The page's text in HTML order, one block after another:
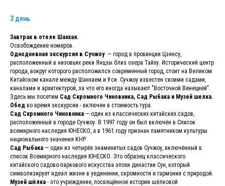
3 день
Завтрак в отеле Шанхая.
Освобождение номеров.
Однодневная экскурсия в Сучжоу — город в провинции Цзянсу,
расположенный в низовьях реки Янцзы близ озера Тайху. Исторический центр
города, вокруг которого расположился современный город, стоит на Великом
Китайском канале между Шанхаем и Уси. Сучжоу известен своими садами,
каналами и архитектурой, за что его иногда называют "Восточной Венецией".
Здесь мы посетим Сад Скромного Чиновника, Сад Рыбака и Музей шелка.
Обед во время экскурсии - включен в стоимость тура.
Сад Скромного Чиновника — один из классических китайских садов,
расположенный в городе Сучжоу. В 1997 году он был включён в Список
всемирного наследия ЮНЕСКО, а в 1961 году признан памятником культуры
национального значения КНР.
Сад Рыбака — один из четырёх знаменитых садов Сучжоу, включённый в
список Всемирного наследия ЮНЕСКО. Это образец классического
китайского садово-паркового искусства эпохи династии Сун, который
символизирует идеал жизни в уединении, скромности и гармонии с природой.
Музей шёлка - это учреждение, посвящённое истории шёлковой